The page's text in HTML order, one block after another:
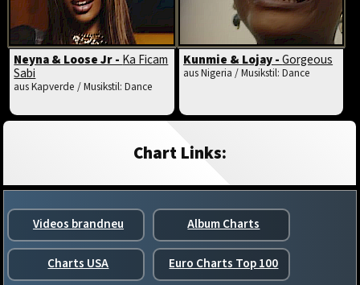
Neyna & Loose Jr -Ka Ficam
Sabi
aus Kapverde / Musikstil: Dance
Kunmie & Lojay -Gorgeous
aus Nigeria / Musikstil: Dance
Chart Links:
Videos brandneu Album Charts
Charts USA Euro Charts Top 100